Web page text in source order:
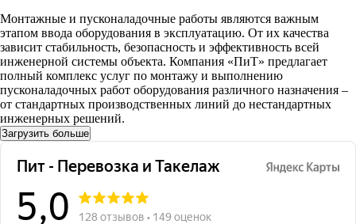
Монтажные и пусконаладочные работы являются важным
этапом ввода оборудования в эксплуатацию. От их качества
зависит стабильность, безопасность и эффективность всей
инженерной системы объекта. Компания «ПиТ» предлагает
полный комплекс услуг по монтажу и выполнению
пусконаладочных работ оборудования различного назначения –
от стандартных производственных линий до нестандартных
инженерных решений.
Загрузить больше